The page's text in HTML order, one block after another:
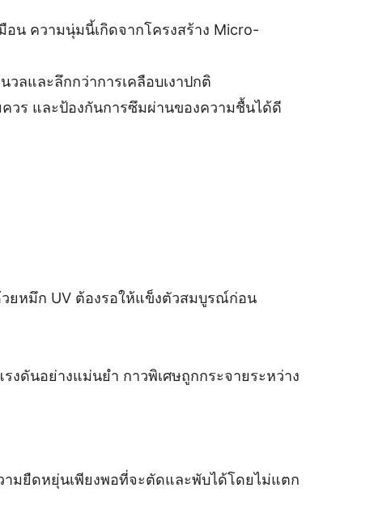
น ความนุ่มนี้เกิดจากโครงสร้าง Micro-
ลและลึกกว่าการเคลือบเงาปกติ
ร และป้องกันการซึมผ่านของความชื้นได้ดี
ยหมึก UV ต้องรอให้แข็งตัวสมบูรณ์ก่อน
ดันอย่างแม่นยำ กาวพิเศษถูกกระจายระหว่าง
ามยืดหยุ่นเพียงพอที่จะตัดและพับได้โดยไม่แตก